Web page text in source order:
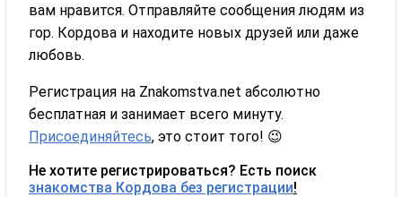
вам нравится. Отправляйте сообщения людям из
гор. Кордова и находите новых друзей или даже
любовь.
Регистрация на Znakomstva.net абсолютно
бесплатная и занимает всего минуту.
Присоединяйтесь, это стоит того! 😉
Не хотите регистрироваться? Есть поиск
знакомства Кордова без регистрации!